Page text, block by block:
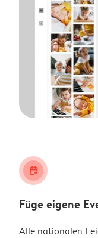
calendar_plus
Füge eigene
Alle nationalen